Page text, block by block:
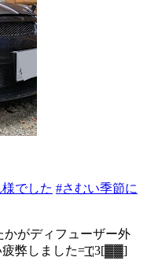
でした #さむい季節に
がディフューザー外
弊しました=͟͟͞͞ (¦3[▓▓]